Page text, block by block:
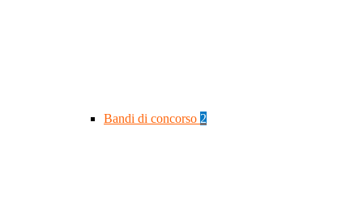
Bandi di concorso 2